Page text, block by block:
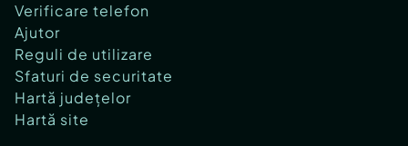
Verificare telefon
Ajutor
Reguli de utilizare
Sfaturi de securitate
Hartă județelor
Hartă site